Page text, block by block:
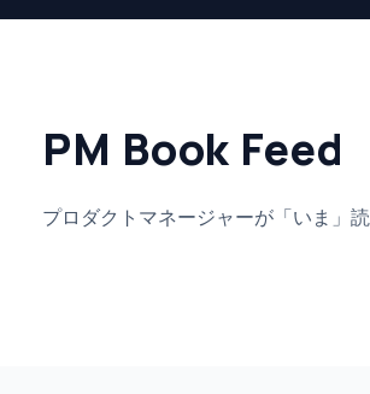
PM Book Feed
プロダクトマネージャーが「いま」